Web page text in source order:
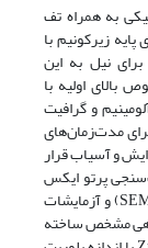
به همراه تف
زیرکونیم با
نیل به این
بالای اولیه با
و گرافیت
مدت‌زمان‌های
خردایش و آسیاب قرار
پرتو ایکس
(XRD)، مشاهدات میکروسکوپ الکترونی روبشی (SEM) و آزمایشات
مشخص ساخته